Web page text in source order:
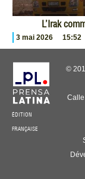
L’Irak
3 mai 2026 15:52
ÉDITION
FRANÇAISE
©